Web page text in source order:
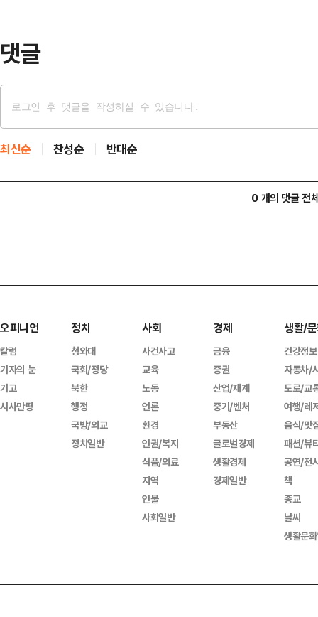
댓글
최신순 찬성순 반대순
0 개의 댓글 전
오피니언
칼럼
기자의 눈
기고
시사만평
정치
청와대
국회/정당
북한
행정
국방/외교
정치일반
사회
사건사고
교육
노동
언론
환경
인권/복지
식품/의료
지역
인물
사회일반
경제
금융
증권
산업/재계
중기/벤처
부동산
글로벌경제
생활경제
경제일반
생활/
건강정보
자동차/
도로/교
여행/레
음식/맛
패션/뷰
공연/전
책
종교
날씨
생활문